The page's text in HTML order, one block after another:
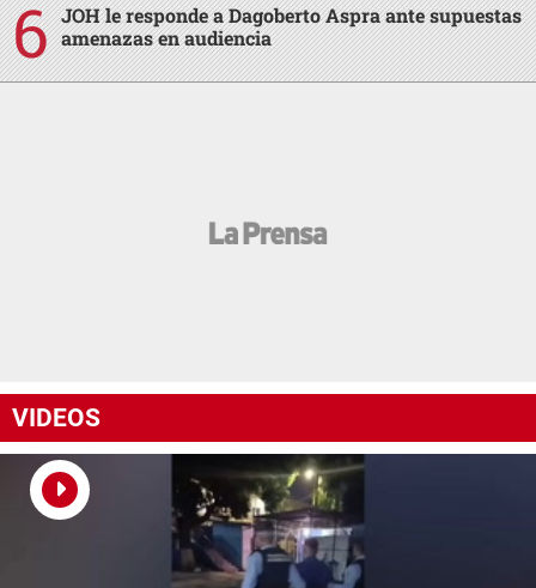
JOH le responde a Dagoberto Aspra ante supuestas
amenazas en audiencia
VIDEOS